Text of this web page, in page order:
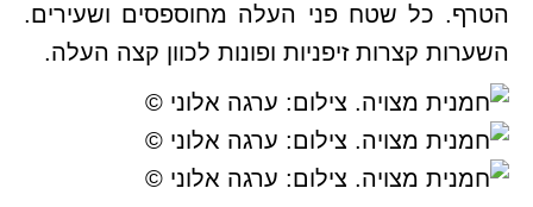
הטרף. כל שטח פני העלה מחוספסים ושעירים.
השערות קצרות זיפניות ופונות לכוון קצה העלה.